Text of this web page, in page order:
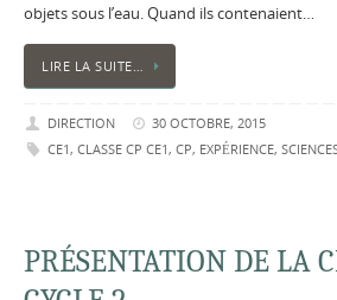
objets sous l’eau. Quand ils contenaient…
LIRE LA SUITE…
DIRECTION
30 OCTOBRE, 2015
CE1, CLASSE CP CE1, CP, EXPÉRIENCE,
PRÉSENTATION DE LA